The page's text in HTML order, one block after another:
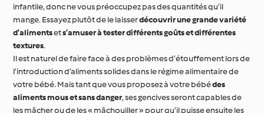
infantile, donc ne vous préoccupez pas des quantités qu’il
mange. Essayez plutôt de le laisserdécouvrir une grande variété
d’alimentsets’amuser à tester différents goûts et différentes
textures.
Il est naturel de faire face à des problèmes d’étouffement lors de
l’introduction d’aliments solides dans le régime alimentaire de
votre bébé. Mais tant que vous proposez à votre bébédes
aliments mous et sans danger, ses gencives seront capables de
les mâcher ou de les « mâchouiller » pour qu’il puisse ensuite les